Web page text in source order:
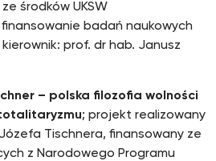
środków UKSW
badań naukowych
prof. dr hab. Janusz
– polska filozofia wolności
; projekt realizowany
Tischnera, finansowany ze
z Narodowego Programu